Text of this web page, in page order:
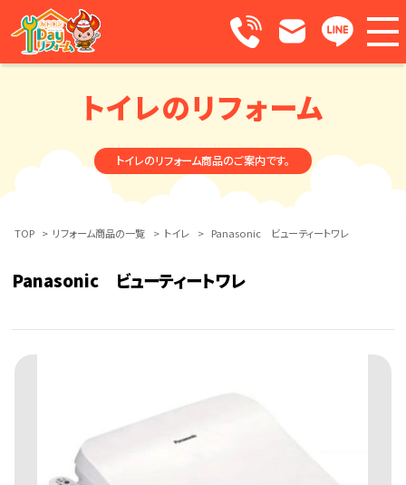
トイレのリフォーム
トイレのリフォーム商品のご案内です。
TOP > リフォーム商品の一覧 > トイレ > Panasonic ビューティートワレ
Panasonic ビューティートワレ